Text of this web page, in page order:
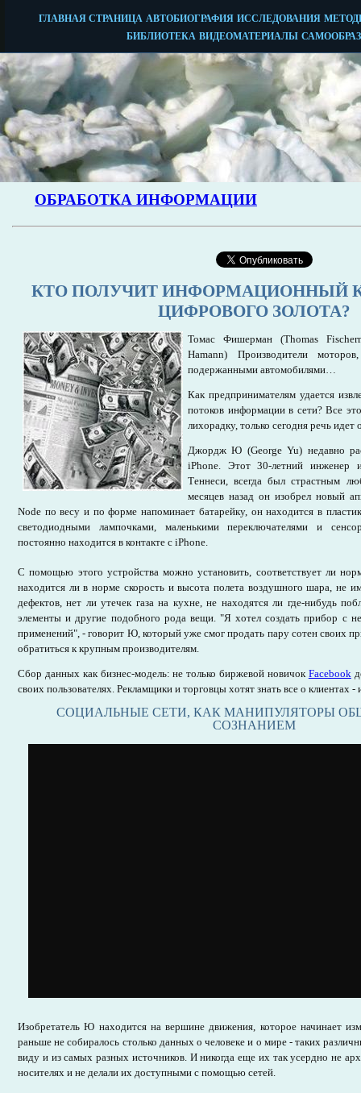
КТО ПОЛУЧИТ ИНФОРМАЦИОННЫЙ
ЦИФРОВОГО ЗОЛОТА?
Томас Фишерман (Thomas
Hamann) Производители
подержанными автомобилями…
Как предпринимателям удается
потоков информации в сети? Все
лихорадку, только сегодня речь идет
Джордж Ю (George Yu) недавно
iPhone. Этот 30-летний инженер
Теннеси, всегда был страстным
месяцев назад он изобрел новый
Node по весу и по форме напоминает батарейку, он находится в
светодиодными лампочками, маленькими переключателями и
постоянно находится в контакте с iPhone.
С помощью этого устройства можно установить, соответствует ли
находится ли в норме скорость и высота полета воздушного шара, не
дефектов, нет ли утечек газа на кухне, не находятся ли где-нибудь
элементы и другие подобного рода вещи. "Я хотел создать прибор с
применений", - говорит Ю, который уже смог продать пару сотен своих
обратиться к крупным производителям.
Сбор данных как бизнес-модель: не только биржевой новичок Facebook
своих пользователях. Рекламщики и торговцы хотят знать все о клиентах -
СОЦИАЛЬНЫЕ СЕТИ, КАК МАНИПУЛЯТОРЫ
СОЗНАНИЕМ
Изобретатель Ю находится на вершине движения, которое начинает
раньше не собиралось столько данных о человеке и о мире - таких
виду и из самых разных источников. И никогда еще их так усердно не
носителях и не делали их доступными с помощью сетей.